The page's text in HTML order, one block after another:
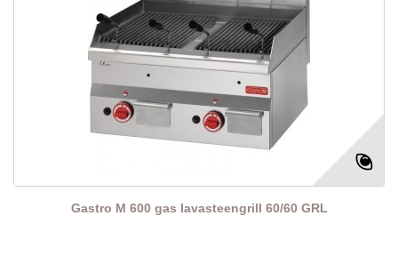
Gastro M 600 gas lavasteengrill 60/60 GRL